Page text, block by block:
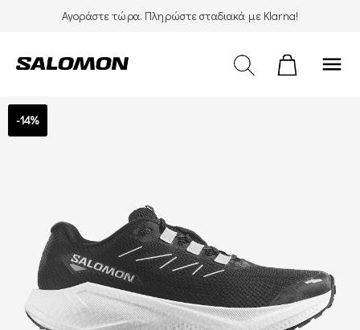
Αγοράστε τώρα. Πληρώστε σταδιακά με Klarna!
menu
-14%